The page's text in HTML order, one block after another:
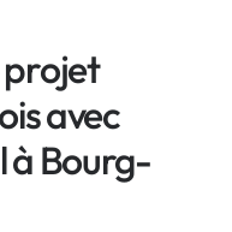
avec
à Bourg-